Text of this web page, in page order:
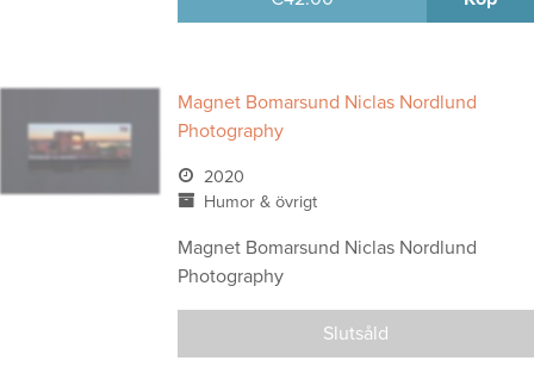
Magnet Bomarsund Niclas Nordlund
Photography
2020
Humor & övrigt
Magnet Bomarsund Niclas Nordlund
Photography
Slutsåld